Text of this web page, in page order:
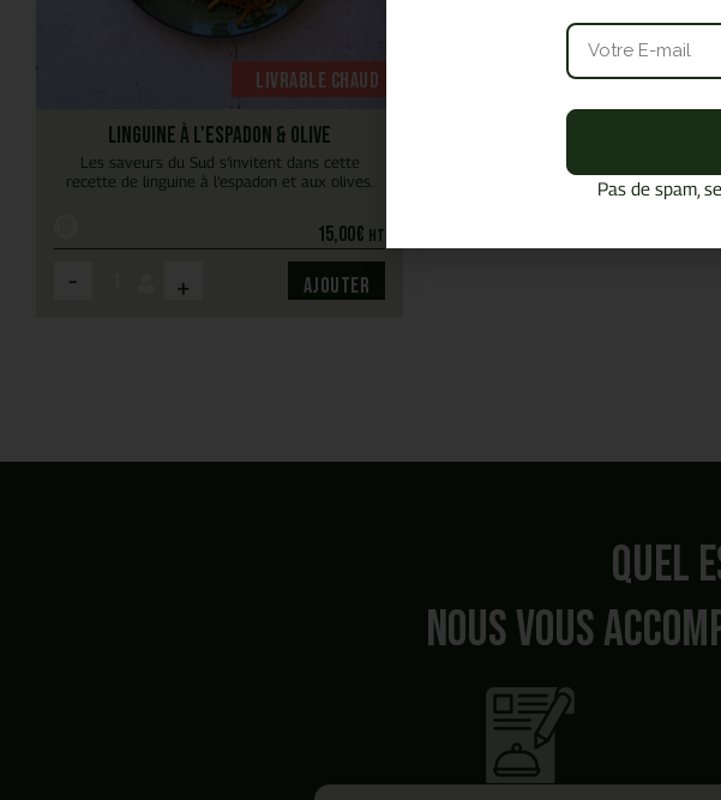
Livrable chaud
Linguine à l'espadon & olive
Les saveurs du Sud s’invitent dans cette
recette de linguine à l’espadon et aux olives.
15,00€ HT
- + Ajouter
Quel
Nous vous
Pas de spam,